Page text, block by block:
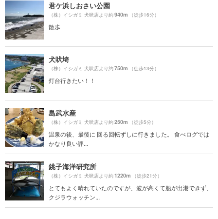
君ケ浜しおさい公園
（株）イシガミ 犬吠店より約940m （徒歩16分）
散歩
犬吠埼
（株）イシガミ 犬吠店より約750m （徒歩13分）
灯台行きたい！！
島武水産
（株）イシガミ 犬吠店より約250m （徒歩5分）
温泉の後、最後に 回る回転ずしに行きました。 食べログでは
かなり良い評...
銚子海洋研究所
（株）イシガミ 犬吠店より約1220m （徒歩21分）
とてもよく晴れていたのですが、波が高くて船が出港できず、
クジラウォッチン...